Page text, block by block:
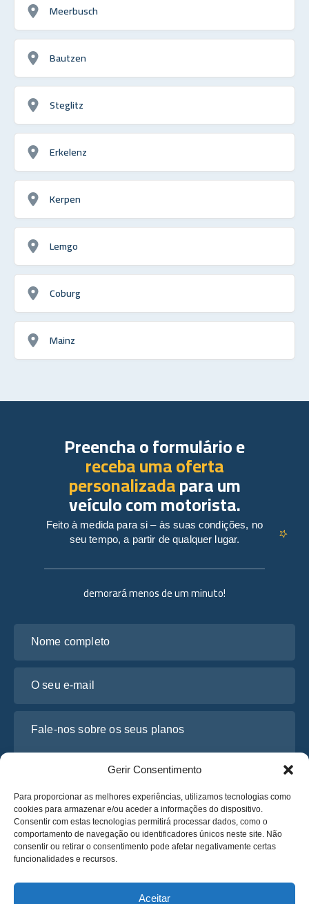
Gerir Consentimento
Para proporcionar as melhores experiências, utilizamos tecnologias como
cookies para armazenar e/ou aceder a informações do dispositivo.
Consentir com estas tecnologias permitirá processar dados, como o
comportamento de navegação ou identificadores únicos neste site. Não
consentir ou retirar o consentimento pode afetar negativamente certas
funcionalidades e recursos.
Aceitar
Meerbusch
Bautzen
Steglitz
Erkelenz
Kerpen
Lemgo
Coburg
Mainz
demorará menos de um minuto!
Li e concordo com a
Obtenha um Orçamento
Preencha o formulário e
receba uma oferta
personalizadapara um
veículo com motorista.
Feito à medida para si – às suas condições, no
seu tempo, a partir de qualquer lugar.